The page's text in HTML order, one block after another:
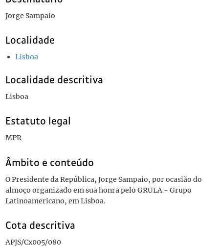
Jorge Sampaio
Localidade
Lisboa
Localidade descritiva
Lisboa
Estatuto legal
MPR
Âmbito e conteúdo
O Presidente da República, Jorge Sampaio, por ocasião do
almoço organizado em sua honra pelo GRULA - Grupo
Latinoamericano, em Lisboa.
Cota descritiva
APJS/Cx005/080